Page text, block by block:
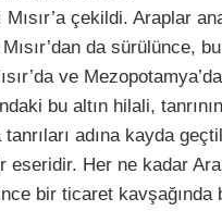
çekildi. Araplar
da sürülünce,
ve
bu altın hilali,
adına kayda
eseridir. Her ne kadar
bir ticaret kavşağında